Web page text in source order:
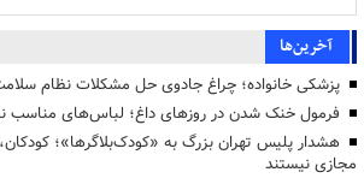
آخرین‌ها
پزشکی خانواده؛ چراغ جادوی حل مشکلات نظام سلامت
فرمول خنک شدن در روزهای داغ؛ لباس‌های مناسب
هشدار پلیس تهران بزرگ به «کودک‌بلاگرها»؛
مجازی نیستند